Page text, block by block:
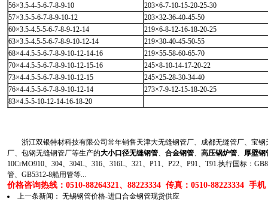
56×3.5-4-5-6-7-8-9-10
203×6-7-10-15-20-25-30
57×3.5-5-6-7-8-9-10-12
203×32-36-40-45-50
60×3.5-4.5-5-6-7-8-9-12-14
219×6-8-12-16-18-20-25
63×3.5-4.5-5-6-7-8-9-10-12-14
219×30-40-45-50-55
68×4-4.5-5-6-7-8-9-10-12-14-16
219×55-58-60-65-70
70×4-4.5-5-6-7-8-9-10-12-15-16
245×8-10-14-17-20-22
73×4-4.5-5-6-7-8-9-10-12-15
245×25-28-30-34-40
76×4-4.5-5-6-7-8-9-10-12-14
273×7-9-12-15-18-20-25
83×4.5-5-10-12-14-16-18-20
浙江双银特材科技有限公司常年销售天津大无缝钢管厂、成都无缝管厂、宝钢
厂、包钢无缝钢管厂等生产的大小口径无缝钢管、 合金钢管、 高压锅炉管、
厚壁钢
10CrMO910、304、304L、316、316L、321、P11、P22、P91、T91.执行国标：
管、GB5312-8船用管等...
价格咨询热线：0510-88264321、88223334 传真：0510-88223334 手机
上一条新闻： 无锡钢管价格-进口合金钢管现货供应